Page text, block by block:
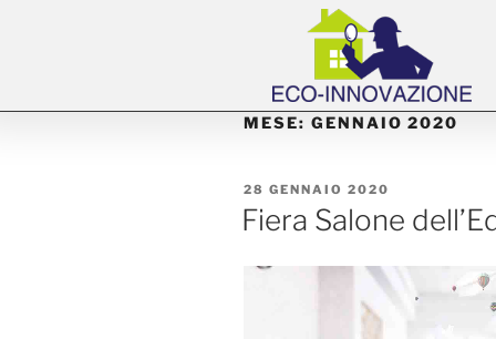
MESE: GENNAIO 2020
28 GENNAIO 2020
Fiera Salone